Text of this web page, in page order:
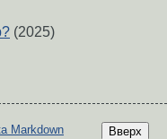
(2025)
Вверх
Markdown